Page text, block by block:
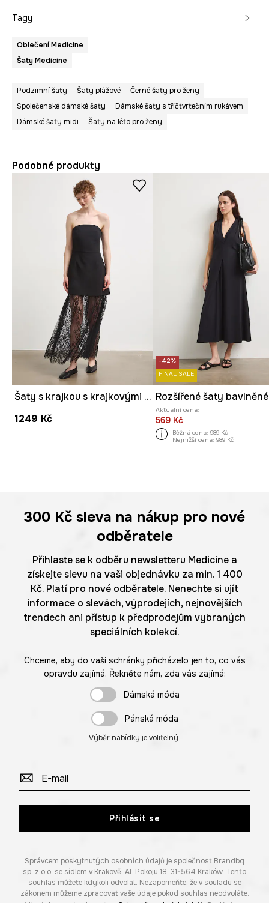
Tagy
Oblečení Medicine
Šaty Medicine
Podzimní šaty Šaty plážové
Černé šaty pro ženy
Společenské dámské šaty
Dámské šaty s tříčtvrtečním rukávem
Dámské šaty midi
Šaty na léto pro ženy
Podobné produkty
Šaty s krajkou s krajkovými vsadkami
1249 Kč
-42%
FINAL SALE
Aktuální cena:
569 Kč
Běžná cena: 989 Kč
Nejnižší cena: 989 Kč
300 Kč sleva na nákup pro nové
odběratele
Přihlaste se k odběru newsletteru Medicine a
získejte slevu na vaši objednávku za min. 1 400
Kč. Platí pro nové odběratele. Nenechte si ujít
informace o slevách, výprodejích, nejnovějších
trendech ani přístup k předprodejům vybraných
speciálních kolekcí.
Chceme, aby do vaší schránky přicházelo jen to, co vás
opravdu zajímá. Řekněte nám, zda vás zajímá:
Dámská móda
Pánská móda
Výběr nabídky je volitelný.
Přihlásit se
Správcem poskytnutých osobních údajů je společnost Brandbq
sp. z o.o. se sídlem v Krakově, Al. Pokoju 18, 31-564 Kraków. Tento
souhlas můžete kdykoli odvolat. Nezapomeňte, že v souladu se
zákonem můžeme zpracovat vaše údaje pokud souhlas neodvoláte.